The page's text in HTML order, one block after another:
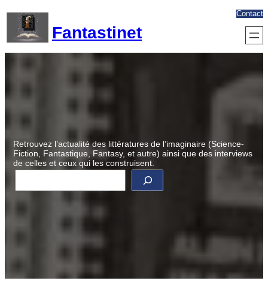
contenu
Fantastinet
Contact
Retrouvez l’actualité des littératures de l’imaginaire (Science-
Fiction, Fantastique, Fantasy, et autre) ainsi que des interviews
de celles et ceux qui les construisent.
R
c